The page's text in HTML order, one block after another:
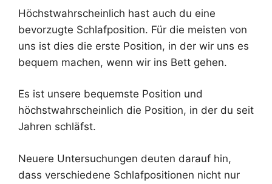
Höchstwahrscheinlich hast auch du eine
bevorzugte Schlafposition. Für die meisten von
uns ist dies die erste Position, in der wir uns es
bequem machen, wenn wir ins Bett gehen.
Es ist unsere bequemste Position und
höchstwahrscheinlich die Position, in der du seit
Jahren schläfst.
Neuere Untersuchungen deuten darauf hin,
dass verschiedene Schlafpositionen nicht nur